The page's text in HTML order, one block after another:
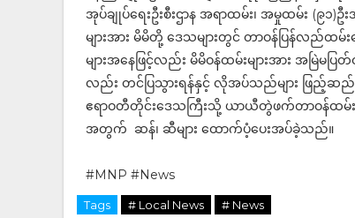
အုပ်ချုပ်ရေးဦးစီးဌာန အရာထမ်း၊ အမှုထမ်း (၉၁)
များအား မိမိတို့ ဒေသများတွင် တာဝန်ပြန်လည်ထ
များအနေဖြင့်လည်း မိမိဝန်ထမ်းများအား အမြဲ
လည်း တင်ပြသွားရန်နှင့် လိုအပ်သည်များ ဖြည့်ဆည်းဆ
ဧရာဝတီတိုင်းဒေသကြီးသို့ ယာယီတွဲဖက်တာဝန်ထမ်းဆ
အတွက် ဆန်၊ ဆီများ ထောက်ပံ့ပေးအပ်ခဲ့သည်။
#MNP #News
Tags # Local News # News